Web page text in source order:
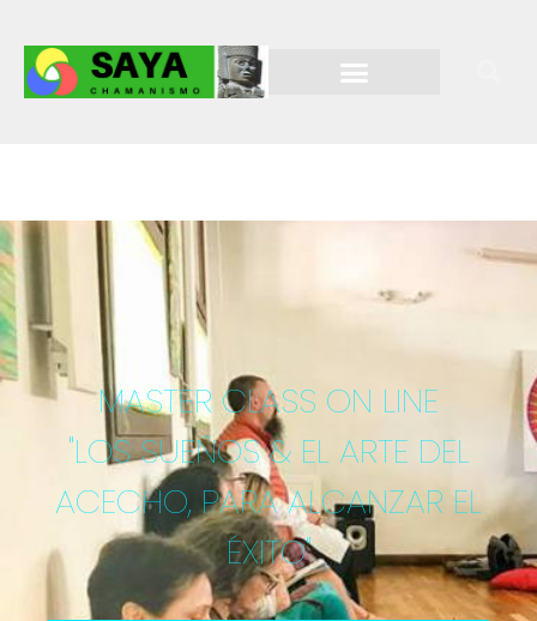
MASTER CLASS ON LINE
"LOS SUEÑOS & EL ARTE DEL
ACECHO, PARA ALCANZAR EL
ÉXITO"